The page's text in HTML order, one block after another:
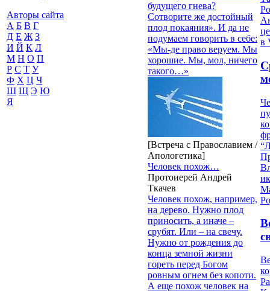
Авторы сайта
А Б В Г
Д Е Ж З
И Й К Л
М Н О П
Р С Т У
Ф Х Ц Ч
Ш Щ Э Ю
Я
будущего гнева?
Сотворите же достойный
плод покаяния». И да не
подумаем говорить в себе:
«Мы-де право веруем. Мы
хорошие. Мы, мол, ничего
такого…»
[Встреча с Православием /
Апологетика]
Человек похож…
Протоиерей Андрей
Ткачев
Человек похож, например,
на дерево. Нужно плод
приносить, а иначе –
срубят. Или – на свечу.
Нужно от рождения до
конца земной жизни
гореть перед Богом
ровным огнем без копоти.
А еще похож человек на
в